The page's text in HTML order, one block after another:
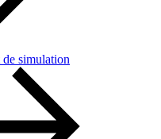
de simulation